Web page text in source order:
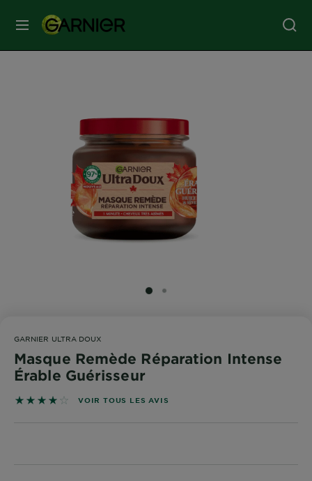
MENU
CHEVEUX
COLORATION
NOS
ENGAGEMENTS
SLIDE 1
SLIDE 2
GARNIER ULTRA DOUX
Masque Remède Réparation Intense
Érable Guérisseur
4 sur 5 étoiles basé sur les avis
VOIR TOUS LES AVIS